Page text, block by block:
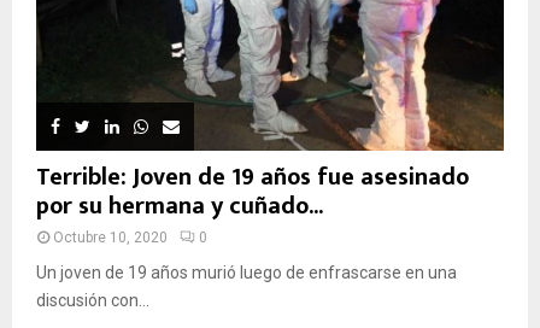
Terrible: Joven de 19 años fue asesinado
por su hermana y cuñado...
Octubre 10, 2020 0
Un joven de 19 años murió luego de enfrascarse en una
discusión con...